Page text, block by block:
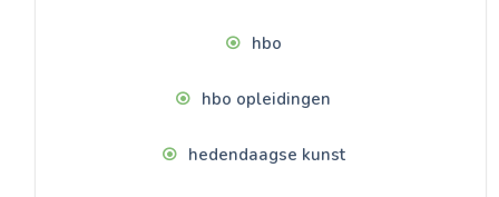
hbo
hbo opleidingen
hedendaagse kunst